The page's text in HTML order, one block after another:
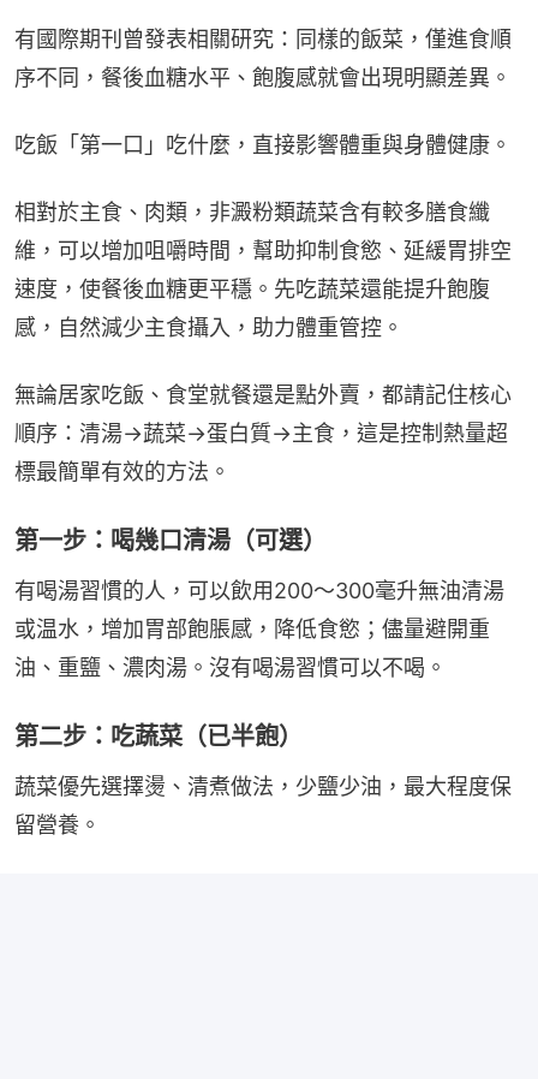
有國際期刊曾發表相關研究：同樣的飯菜，僅進食順
序不同，餐後血糖水平、飽腹感就會出現明顯差異。
吃飯「第一口」吃什麼，直接影響體重與身體健康。
相對於主食、肉類，非澱粉類蔬菜含有較多膳食纖
維，可以增加咀嚼時間，幫助抑制食慾、延緩胃排空
速度，使餐後血糖更平穩。先吃蔬菜還能提升飽腹
感，自然減少主食攝入，助力體重管控。
無論居家吃飯、食堂就餐還是點外賣，都請記住核心
順序：清湯→蔬菜→蛋白質→主食，這是控制熱量超
標最簡單有效的方法。
第一步：喝幾口清湯（可選）
有喝湯習慣的人，可以飲用200～300毫升無油清湯
或温水，增加胃部飽脹感，降低食慾；儘量避開重
油、重鹽、濃肉湯。沒有喝湯習慣可以不喝。
第二步：吃蔬菜（已半飽）
蔬菜優先選擇燙、清煮做法，少鹽少油，最大程度保
留營養。